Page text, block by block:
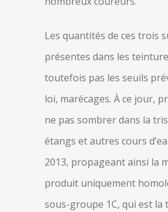
Les quantités de ces trois
présentes dans les
toutefois pas les seuils
loi, marécages. À ce jour,
ne pas sombrer dans la
étangs et autres cours
2013, propageant ainsi la
produit uniquement
sous-groupe 1C, qui est la